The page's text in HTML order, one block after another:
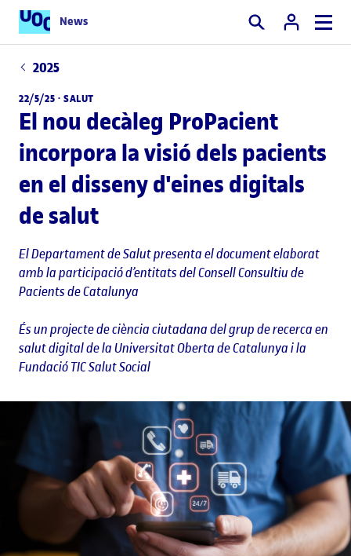
News Cercar
2025
22/5/25 · SALUT
El nou decàleg ProPacient
incorpora la visió dels pacients
en el disseny d'eines digitals
de salut
El Departament de Salut presenta el document elaborat
amb la participació d’entitats del Consell Consultiu de
Pacients de Catalunya
És un projecte de ciència ciutadana del grup de recerca en
salut digital de la Universitat Oberta de Catalunya i la
Fundació TIC Salut Social